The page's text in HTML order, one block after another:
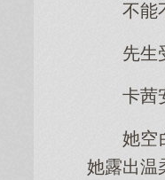
不能
先生
卡茜
她空
她露出温